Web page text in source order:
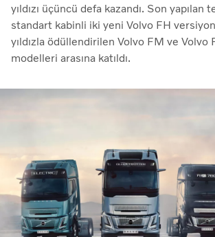
yıldızı üçüncü defa kazandı. Son
standart kabinli iki yeni Volvo FH
yıldızla ödüllendirilen Volvo FM ve Volvo
modelleri arasına katıldı.